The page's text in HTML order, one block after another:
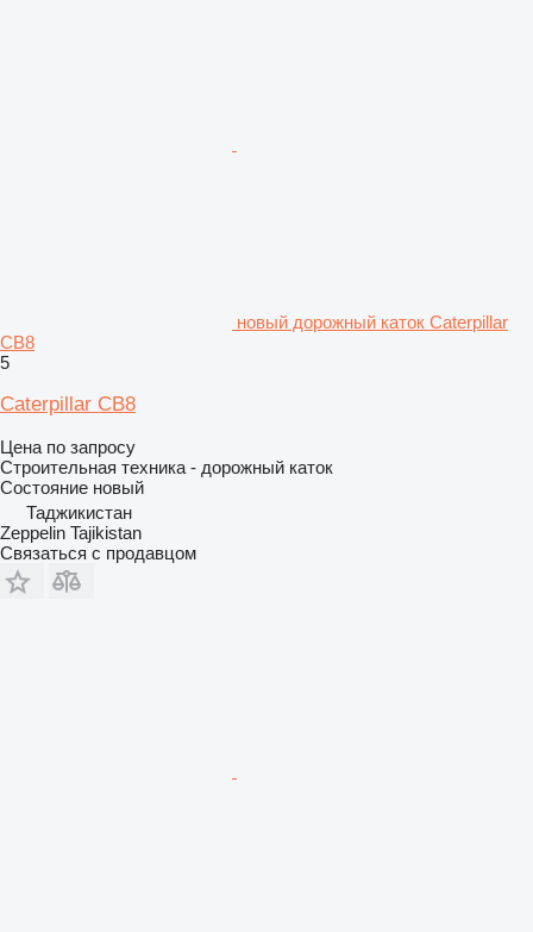
новый дорожный каток Caterpillar
CB8
5
Caterpillar CB8
Цена по запросу
Строительная техника - дорожный каток
Состояние новый
Таджикистан
Zeppelin Tajikistan
Связаться с продавцом